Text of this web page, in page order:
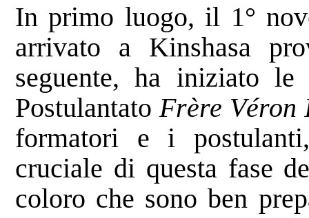
In primo luogo, il 1°
arrivato a Kinshasa
seguente, ha iniziato
Postulantato Frère Véron
formatori e i
cruciale di questa fase
coloro che sono ben